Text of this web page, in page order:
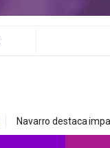
Navarro destaca